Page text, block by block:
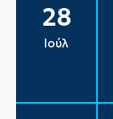
28
Ιούλ